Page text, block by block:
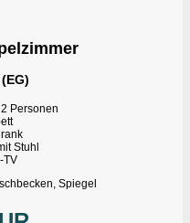
Personen
Stuhl
TV
Spiegel